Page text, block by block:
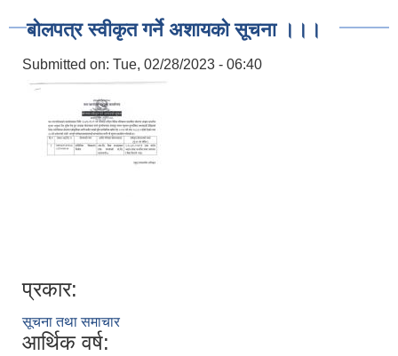
बोलपत्र स्वीकृत गर्ने अशायको सूचना ।।।
Submitted on: Tue, 02/28/2023 - 06:40
प्रकार:
सूचना तथा समाचार
आर्थिक वर्ष: